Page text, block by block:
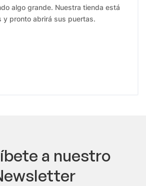
algo grande. Nuestra tienda está
y pronto abrirá sus puertas.
a nuestro